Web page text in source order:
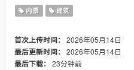
hachideout' to your server.cfg
v1- release
内景 建筑
首次上传时间： 2026年05月14日
最后更新时间： 2026年05月14日
最后下载： 23分钟前